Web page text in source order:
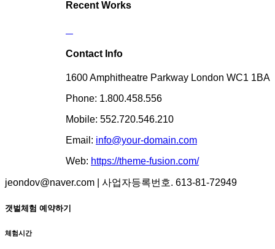
Recent Works
Contact Info
1600 Amphitheatre Parkway London WC1 1BA
Phone: 1.800.458.556
Mobile: 552.720.546.210
Email: info@your-domain.com
Web: https://theme-fusion.com/
jeondov@naver.com | 사업자등록번호. 613-81-72949
갯벌체험 예약하기
체험시간